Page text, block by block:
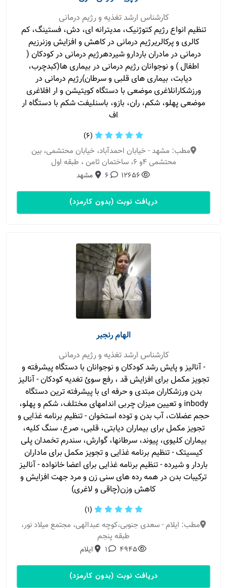
کارشناس ارشد تغذیه و رژیم درمانی
تنظیم انواع رژیم کتوژنیک، مدیترانه ای، دش، فستینگ، کم
کالری و پرکالریرژیم درمانی در کاهش و افزایش وزنرزیم
درمانی در مادران باردارو شیردهرژیم درمانی در کودکان (
اطفال ) و نوجوانان رژیم درمانی در بیماری ها(کبدچرب،
دیابت، بیماری های قلبی و سرطان)رژیم درمانی در
ورزشکارانلاغری موضعی با دستگاه کویتیشن و ار افلاغری
موضعی پهلو، شکم، ران، بازو، باسنلیفت شکم با دستگاه ار
اف
(6)
مطب: مشهد - خیابان احمدآباد، خیابان محتشمی، بین
محتشمی 4و 6، ساختمان ثامن ، طبقه اول
12656
6 مشهد
دریافت نوبت (بدون کارمزد)
الهام رنجبر
کارشناس ارشد تغذیه و رژیم درمانی
- آنالیز و پایش رشد کودکان و نوجوانان با دستگاه پیشرفته و
تجویز مکمل برای افزایش قد ، رفع سوئ تغدیه کودکان - آنالیز
بدن ورزشکاران مبتدی و حرفه ای با پیشرفته ترین دستگاه
inbody و تعیین میزان چربی اندامهای مختلف، شکم و پهلو،
حجم عضلات، آب بدن و توده استخوان - تنظیم برنامه غذایی و
تجویز مکمل برای بیماران دیابتی، قلبی، صرع، سنگ کلیه،
بیماران کلیوی، پیوند، سرطانها، گوارش، سندرم تخمدان پلی
کیسیتک - تنظیم برنامه غذایی و تجویز مکمل برای ماداران
باردار و شیرده - تنظیم برنامه غذایی برای اعضا خانواده - آنالیز
ترکیبات بدن در همه رده های سنی زن و مرد جهت افزایش و
کاهش وزن(چاقی و لاغری)
(1)
مطب: ایلام - سعدی جنوبی،کوچه عبدالهی، مجتمع میلاد نور،
طبقه پنجم
4945
1 ایلام
دریافت نوبت (بدون کارمزد)